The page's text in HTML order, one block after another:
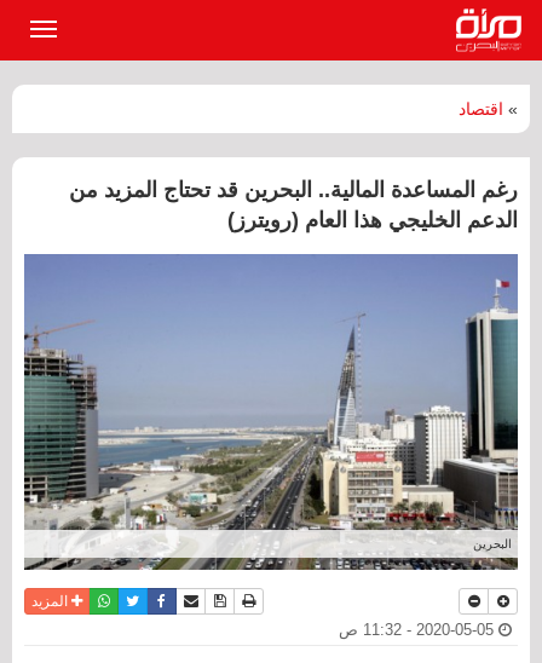
» اقتصاد
رغم المساعدة المالية.. البحرين قد تحتاج المزيد من
الدعم الخليجي هذا العام (رويترز)
البحرين
نسخة للطباعة
حفظ الموضوع
أرسل الى صديق
فيسبوكتويترواتسابالمزيد